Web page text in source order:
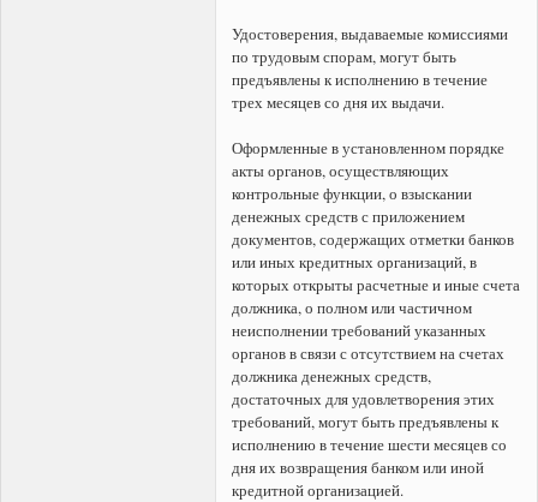
Удостоверения, выдаваемые комиссиями
по трудовым спорам, могут быть
предъявлены к исполнению в течение
трех месяцев со дня их выдачи.
Оформленные в установленном порядке
акты органов, осуществляющих
контрольные функции, о взыскании
денежных средств с приложением
документов, содержащих отметки банков
или иных кредитных организаций, в
которых открыты расчетные и иные счета
должника, о полном или частичном
неисполнении требований указанных
органов в связи с отсутствием на счетах
должника денежных средств,
достаточных для удовлетворения этих
требований, могут быть предъявлены к
исполнению в течение шести месяцев со
дня их возвращения банком или иной
кредитной организацией.